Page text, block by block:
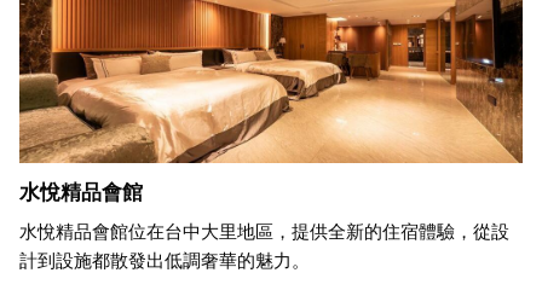
水悅精品會館
水悅精品會館位在台中大里地區，提供全新的住宿體驗，從設
計到設施都散發出低調奢華的魅力。